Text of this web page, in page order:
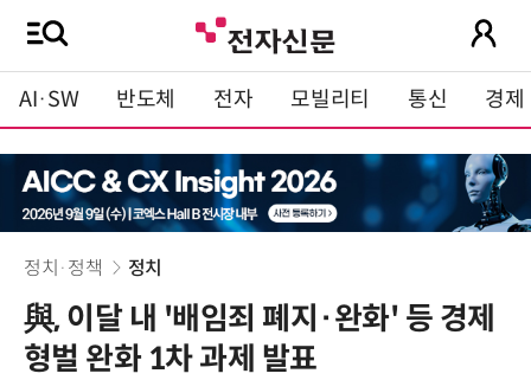
AI·SW 반도체 전자 모빌리티 통신 경제
정치·정책 정치
與, 이달 내 '배임죄 폐지·완화' 등 경제
형벌 완화 1차 과제 발표